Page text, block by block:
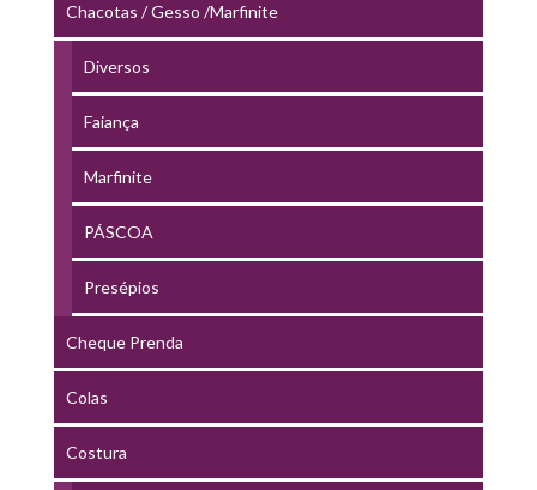
Chacotas / Gesso /Marfinite
Diversos
Faiança
Marfinite
PÁSCOA
Presépios
Cheque Prenda
Colas
Costura